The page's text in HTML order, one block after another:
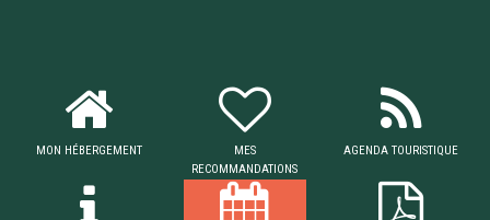
MON HÉBERGEMENT
MES
RECOMMANDATIONS
AGENDA TOURISTIQUE